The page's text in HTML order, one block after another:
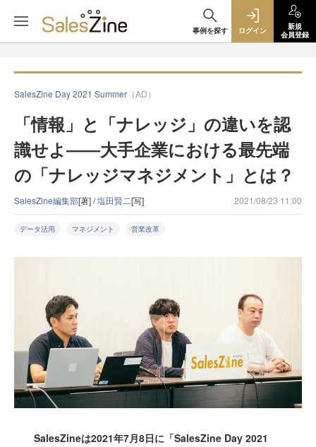
事例を探す ログイン
新規
会員登録
SalesZine Day 2021 Summer （AD）
「情報」と「ナレッジ」の違いを認
識せよ――大手企業における最先端
の「ナレッジマネジメント」とは？​​
SalesZine編集部[著] /塩田賢二[写] 2021/08/23 11:00
データ活用 マネジメント 営業改革
SalesZineは2021年7月8日に「SalesZine Day 2021